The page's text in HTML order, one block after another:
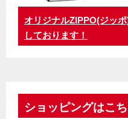
オリジナルZIPPO(ジッ
しております！
ショッピングはこ